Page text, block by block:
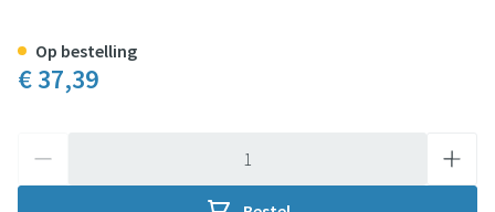
€ 37,39
Op bestelling